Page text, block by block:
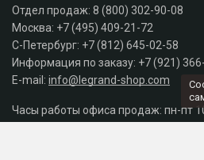
Отдел продаж: 8 (800) 302-90-08
Москва: +7 (495) 409-21-72
С-Петербург: +7 (812) 645-02-58
Информация по заказу: +7 (921)
E-mail: info@legrand-shop.com
Часы работы офиса продаж: пн-пт